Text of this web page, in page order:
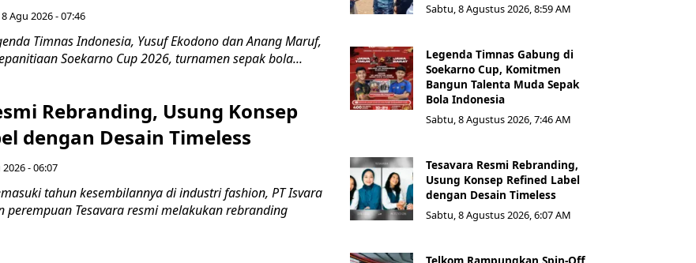
Agu 2026 - 07:46
Timnas Indonesia, Yusuf Ekodono dan Anang Maruf,
Soekarno Cup 2026, turnamen sepak bola...
Rebranding, Usung Konsep
dengan Desain Timeless
- 06:07
tahun kesembilannya di industri fashion, PT Isvara
perempuan Tesavara resmi melakukan rebranding
Sabtu, 8 Agustus 2026, 8:59 AM
Legenda Timnas Gabung di
Soekarno Cup, Komitmen
Bangun Talenta Muda Sepak
Bola Indonesia
Sabtu, 8 Agustus 2026, 7:46 AM
Tesavara Resmi Rebranding,
Usung Konsep Refined Label
dengan Desain Timeless
Sabtu, 8 Agustus 2026, 6:07 AM